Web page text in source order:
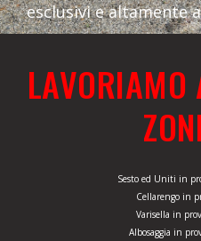
esclusivi e altamente
LAVORIAMO
Sesto ed Uniti in
Cellarengo in
Varisella in
Albosaggia in